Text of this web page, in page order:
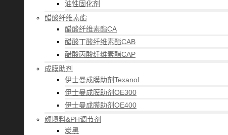
油性固化剂
醋酸纤维素酯
醋酸纤维素酯CA
醋酸丁酸纤维素酯CAB
醋酸丙酸纤维素酯CAP
成膜助剂
伊士曼成膜助剂Texanol
伊士曼成膜助剂OE300
伊士曼成膜助剂OE400
颜填料&PH调节剂
炭黑